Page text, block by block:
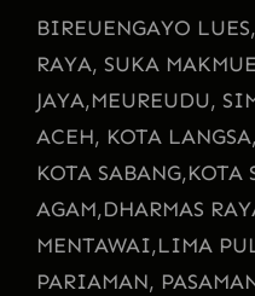
BIREUENGAYO LUES,
RAYA, SUKA
JAYA,MEUREUDU,
ACEH, KOTA LANGSA,
KOTA SABANG,KOTA
AGAM,DHARMAS
MENTAWAI,LIMA
PARIAMAN,